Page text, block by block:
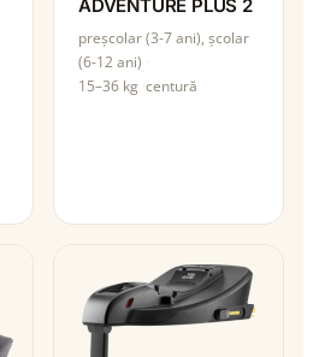
ADVENTURE PLUS 2
preșcolar (3-7 ani), școlar
(6-12 ani)
15–36 kg centură